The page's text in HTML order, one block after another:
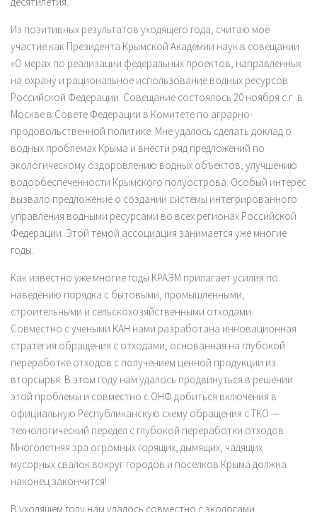
Из позитивных результатов уходящего года, считаю моё
участие как Президента Крымской Академии наук в совещании
«О мерах по реализации федеральных проектов, направленных
на охрану и рациональное использование водных ресурсов
Российской Федерации. Совещание состоялось 20 ноября с.г. в
Москве в Совете Федерации в Комитете по аграрно-
продовольственной политике. Мне удалось сделать доклад о
водных проблемах Крыма и внести ряд предложений по
экологическому оздоровлению водных объектов, улучшению
водообеспеченности Крымского полуострова. Особый интерес
вызвало предложение о создании системы интегрированного
управления водными ресурсами во всех регионах Российской
Федерации. Этой темой ассоциация занимается уже многие
годы.
Как известно уже многие годы КРАЭМ прилагает усилия по
наведению порядка с бытовыми, промышленными,
строительными и сельскохозяйственными отходами.
Совместно с учеными КАН нами разработана инновационная
стратегия обращения с отходами, основанная на глубокой
переработке отходов с получением ценной продукции из
вторсырья. В этом году нам удалось продвинуться в решении
этой проблемы и совместно с ОНФ добиться включения в
официальную Республиканскую схему обращения с ТКО —
технологический передел с глубокой переработки отходов.
Многолетняя эра огромных горящих, дымящих, чадящих
мусорных свалок вокруг городов и поселков Крыма должна
наконец закончится!
В уходящем году нам удалось совместно с экологами